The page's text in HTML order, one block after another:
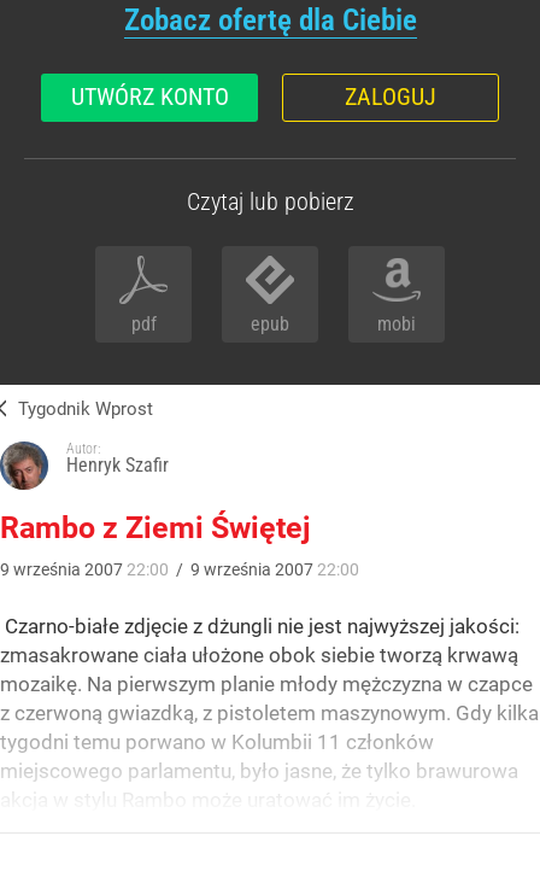
Zobacz ofertę dla Ciebie
UTWÓRZ KONTO ZALOGUJ
Czytaj lub pobierz
pdf epub mobi
Tygodnik Wprost
Autor:
Henryk Szafir
Rambo z Ziemi Świętej
9 września 2007 22:00 / 9 września 2007 22:00
Czarno-białe zdjęcie z dżungli nie jest najwyższej jakości:
zmasakrowane ciała ułożone obok siebie tworzą krwawą
mozaikę. Na pierwszym planie młody mężczyzna w czapce
z czerwoną gwiazdką, z pistoletem maszynowym. Gdy kilka
tygodni temu porwano w Kolumbii 11 członków
miejscowego parlamentu, było jasne, że tylko brawurowa
akcja w stylu Rambo może uratować im życie.